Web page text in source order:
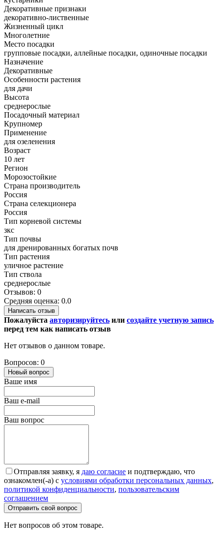
Декоративные признаки
декоративно-лиственные
Жизненный цикл
Многолетние
Место посадки
групповые посадки, аллейные посадки, одиночные посадки
Назначение
Декоративные
Особенности растения
для дачи
Высота
среднерослые
Посадочный материал
Крупномер
Применение
для озеленения
Возраст
10 лет
Регион
Морозостойкие
Страна производитель
Россия
Страна селекционера
Россия
Тип корневой системы
зкс
Тип почвы
для дренированных богатых почв
Тип растения
уличное растение
Тип ствола
среднерослые
Отзывов: 0
Средняя оценка: 0.0
Написать отзыв
Пожалуйста авторизируйтесь или создайте учетную запись
перед тем как написать отзыв
Нет отзывов о данном товаре.
Вопросов: 0
Новый вопрос
Ваше имя
Ваш e-mail
Ваш вопрос
Отправляя заявку, я даю согласие и подтверждаю, что
ознакомлен(-а) с условиями обработки персональных данных,
политикой конфиденциальности, пользовательским
соглашением
Отправить свой вопрос
Нет вопросов об этом товаре.